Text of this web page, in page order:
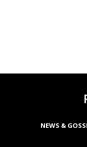
NEWS &